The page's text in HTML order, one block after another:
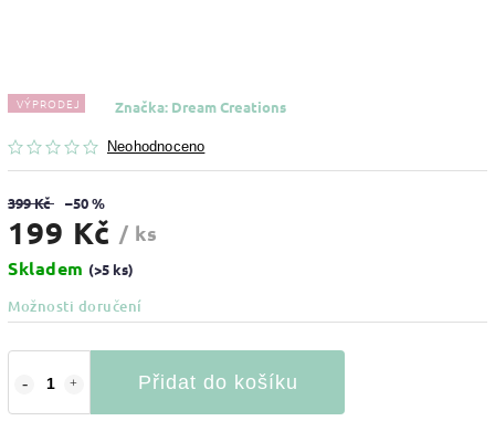
VÝPRODEJ
Neohodnoceno
Značka: Dream Creations
399 Kč –50 %
199 Kč / ks
Skladem (>5 ks)
Možnosti doručení
Přidat do košíku